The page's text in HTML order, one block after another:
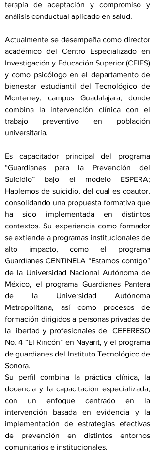
terapia de aceptación y compromiso y
análisis conductual aplicado en salud.
Actualmente se desempeña como director
académico del Centro Especializado en
Investigación y Educación Superior (CEIES)
y como psicólogo en el departamento de
bienestar estudiantil del Tecnológico de
Monterrey, campus Guadalajara, donde
combina la intervención clínica con el
trabajo preventivo en población
universitaria.
Es capacitador principal del programa
“Guardianes para la Prevención del
Suicidio” bajo el modelo ESPERA;
Hablemos de suicidio, del cual es coautor,
consolidando una propuesta formativa que
ha sido implementada en distintos
contextos. Su experiencia como formador
se extiende a programas institucionales de
alto impacto, como el programa
Guardianes CENTINELA “Estamos contigo”
de la Universidad Nacional Autónoma de
México, el programa Guardianes Pantera
de la Universidad Autónoma
Metropolitana, así como procesos de
formación dirigidos a personas privadas de
la libertad y profesionales del CEFERESO
No. 4 “El Rincón” en Nayarit, y el programa
de guardianes del Instituto Tecnológico de
Sonora.
Su perfil combina la práctica clínica, la
docencia y la capacitación especializada,
con un enfoque centrado en la
intervención basada en evidencia y la
implementación de estrategias efectivas
de prevención en distintos entornos
comunitarios e institucionales.